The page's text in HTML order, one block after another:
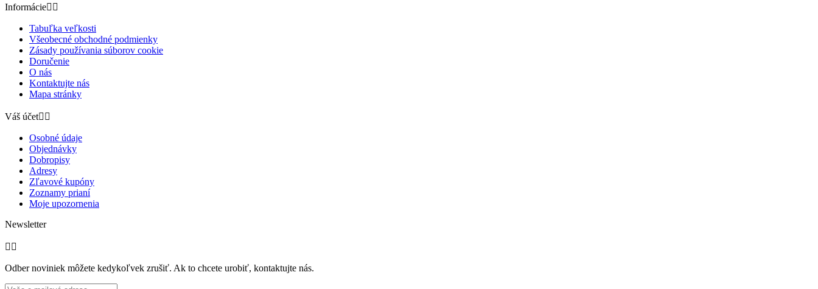
Informácie 
Tabuľka veľkosti
Všeobecné obchodné podmienky
Zásady používania súborov cookie
Doručenie
O nás
Kontaktujte nás
Mapa stránky
Váš účet 
Osobné údaje
Objednávky
Dobropisy
Adresy
Zľavové kupóny
Zoznamy prianí
Moje upozornenia
Newsletter
 
Odber noviniek môžete kedykoľvek zrušiť. Ak to chcete urobiť, kontaktujte nás.